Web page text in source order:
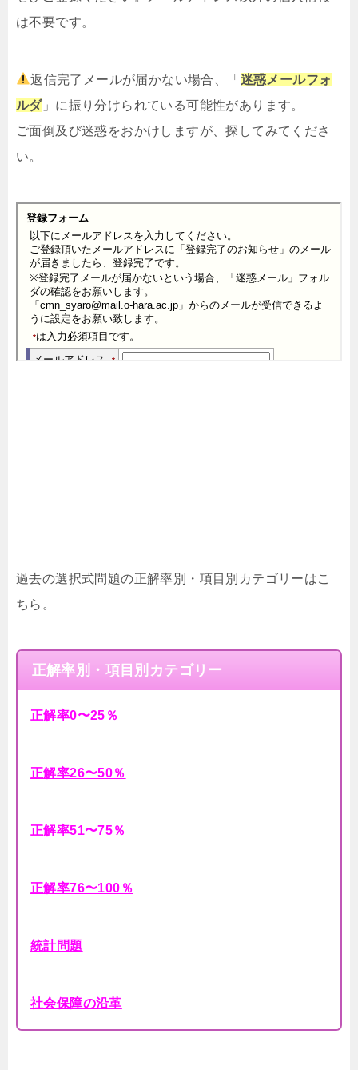
は不要です。
返信完了メールが届かない場合、「 迷惑メールフォ
ルダ」に振り分けられている可能性があります。
ご面倒及び迷惑をおかけしますが、探してみてくださ
い。
過去の選択式問題の正解率別・項目別カテゴリーはこ
ちら。
正解率別・項目別カテゴリー
正解率0〜25％
正解率26〜50％
正解率51〜75％
正解率76〜100％
統計問題
社会保障の沿革